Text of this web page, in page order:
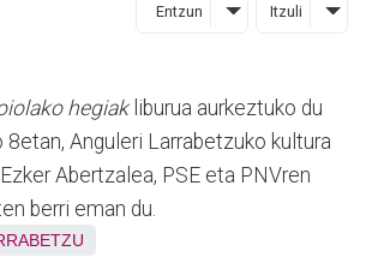
Entzun Itzuli
hegiakliburua aurkeztuko du
8etan, Anguleri Larrabetzuko kultura
Abertzalea, PSE eta PNVren
berri eman du.